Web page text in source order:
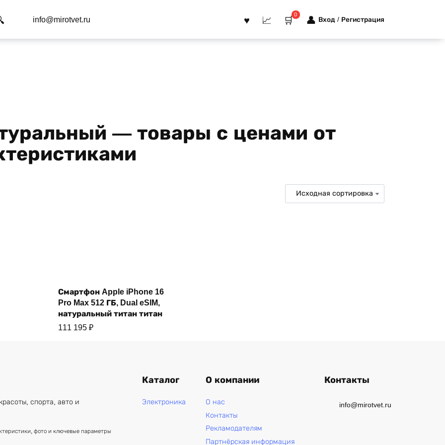
info@mirotvet.ru
0
Вход / Регистрация
— товары с ценами от
Купить
Смартфон Apple iPhone 16
Pro Max 512 ГБ, Dual eSIM,
натуральный титан титан
111 195 ₽
спорта, авто и
фото и ключевые параметры
Каталог
Электроника
О компании
О нас
Контакты
Рекламодателям
Партнёрская информация
Контакты
info@mirotvet.ru